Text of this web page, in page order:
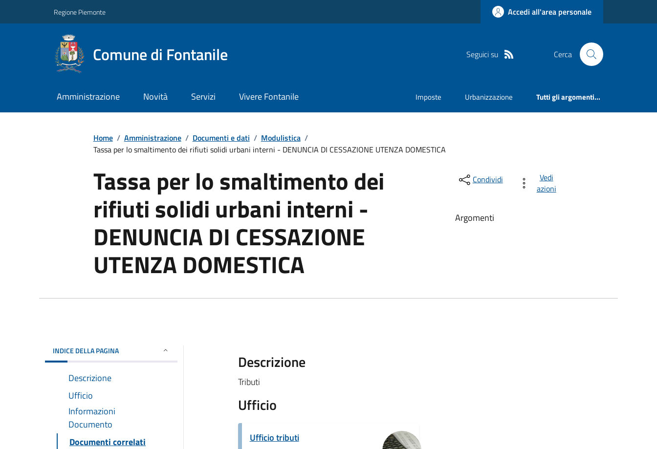
Regione Piemonte Accedi all'area personale
Comune di Fontanile Seguici su Cerca
Amministrazione Novità Servizi Vivere Fontanile Imposte Urbanizzazione Tutti gli argomenti...
Home / Amministrazione / Documenti e dati / Modulistica /
Tassa per lo smaltimento dei rifiuti solidi urbani interni - DENUNCIA DI CESSAZIONE UTENZA DOMESTICA
Tassa per lo smaltimento dei
rifiuti solidi urbani interni -
DENUNCIA DI CESSAZIONE
UTENZA DOMESTICA
Condividi
Vedi
azioni
Argomenti
INDICE DELLA PAGINA
Descrizione
Ufficio
Informazioni
Documento
Documenti correlati
Descrizione
Tributi
Ufficio
Ufficio tributi